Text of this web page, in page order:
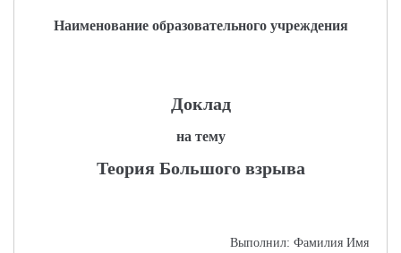
Наименование образовательного учреждения
Доклад
на тему
Теория Большого взрыва
Выполнил: Фамилия Имя